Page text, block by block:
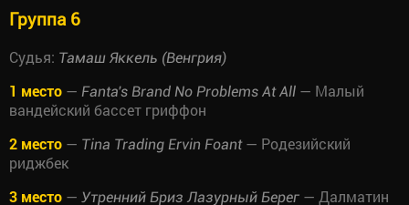
Группа 6
Судья: Тамаш Яккель (Венгрия)
1 место — Fanta's Brand No Problems At All — Малый
вандейский бассет гриффон
2 место — Tina Trading Ervin Foant— Родезийский
риджбек
3 место — Утренний Бриз Лазурный Берег — Далматин